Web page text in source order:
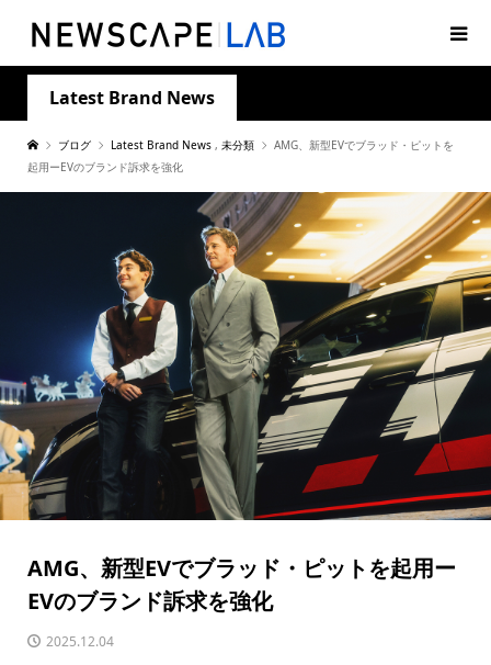
Latest Brand News
ブログ Latest Brand News , 未分類
AMG、新型EVでブラッド・ピットを
起用ーEVのブランド訴求を強化
AMG、新型EVでブラッド・ピットを起用ー
EVのブランド訴求を強化
2025.12.04